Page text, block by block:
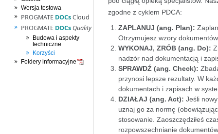
Wersja testowa
PROGMATE DOCsCloud
PROGMATE DOCs Quality
Budowa i aspekty
techniczne
Korzyści
Foldery informacyjne
zgodne z cyklem PDCA:
ZAPLANUJ (ang. Plan):
Otrzymujesz wzory
WYKONAJ, ZRÓB (ang. Do):
nadzór nad dokumentacją i
SPRAWDŹ (ang. Check):
przynosi lepsze rezultaty. W
dokumentach i zapisach w
DZIAŁAJ (ang. Act): Jeśli
uznaj go za normę
stosowanie. Zaoszczędziłeś
rozpowszechnianie